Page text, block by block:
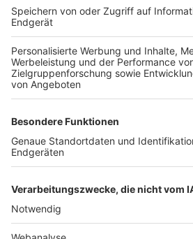
TOP-VEREINE
TOP-PARTNER